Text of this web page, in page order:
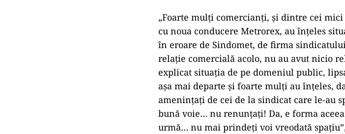
„Foarte mulți comercianți, și dintre cei
cu noua conducere Metrorex, au înțeles
în eroare de Sindomet, de firma
relație comercială acolo, nu au avut nicio
explicat situația de pe domeniul public,
așa mai departe și foarte mulți au înțeles,
amenințați de cei de la sindicat care le-au
bună voie… nu renunțați! Da, e forma
urmă… nu mai prindeți voi vreodată